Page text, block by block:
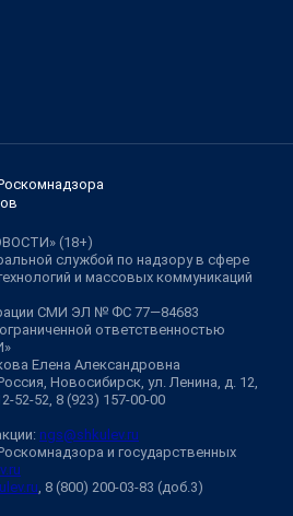
(18+)
службой по надзору в сфере
и массовых коммуникаций
СМИ ЭЛ № ФС 77—84683
ответственностью
Елена Александровна
Новосибирск, ул. Ленина, д. 12,
52-52, 8 (923) 157-00-00
ngs@shkulev.ru
и государственных
, 8 (800) 200-03-83 (доб.3)